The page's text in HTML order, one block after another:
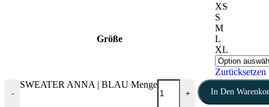
Größe
XS
S
M
L
XL
Zurücksetzen
-
SWEATER ANNA | BLAU Menge
+ In Den